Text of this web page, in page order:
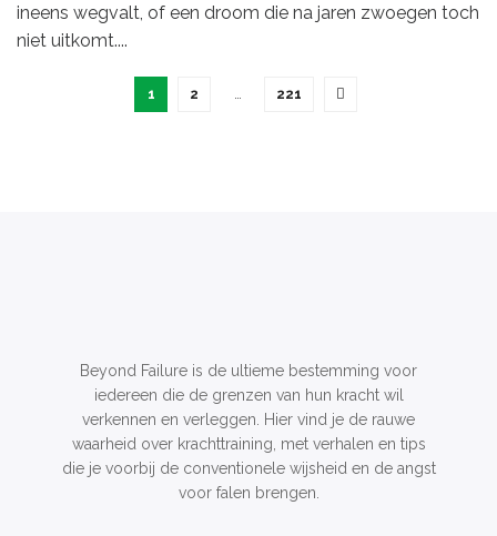
ineens wegvalt, of een droom die na jaren zwoegen toch
niet uitkomt....
1 2 221
Beyond Failure is de ultieme bestemming voor
iedereen die de grenzen van hun kracht wil
verkennen en verleggen. Hier vind je de rauwe
waarheid over krachttraining, met verhalen en tips
die je voorbij de conventionele wijsheid en de angst
voor falen brengen.